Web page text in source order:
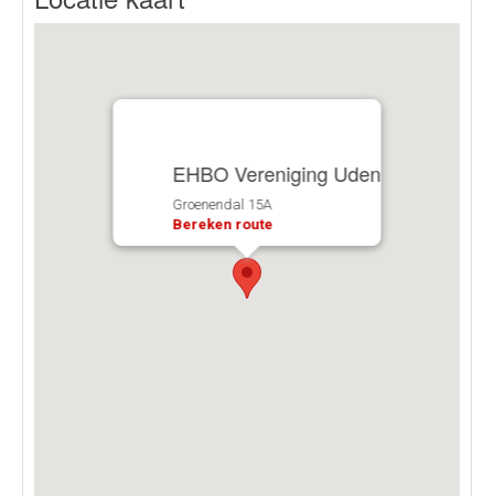
EHBO Vereniging Uden
Groenendal 15A
Bereken route